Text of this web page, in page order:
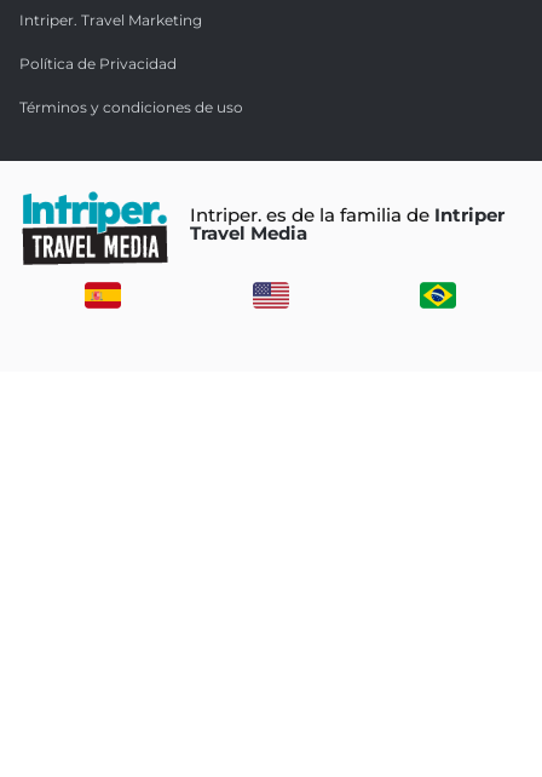
Intriper. Travel Marketing
Política de Privacidad
Términos y condiciones de uso
Intriper. es de la familia de Intriper
Travel Media